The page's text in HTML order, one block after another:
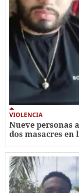
VIOLENCIA
Nueve personas
dos masacres en